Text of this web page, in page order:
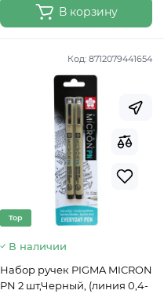
В корзину
Код: 8712079441654
Top
В наличии
Набор ручек PIGMA MICRON
PN 2 шт,Черный, (линия 0,4-